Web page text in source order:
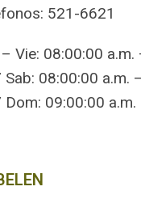
521-6621
Vie: 08:00:00
Sab: 08:00:00 a.m.
Dom: 09:00:00